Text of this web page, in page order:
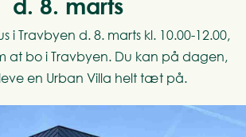
d. 8. marts
i Travbyen d. 8. marts kl. 10.00-12.00,
at bo i Travbyen. Du kan på dagen,
en Urban Villa helt tæt på.